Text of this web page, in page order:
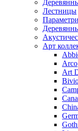
Лестницы
Арт
Arco
Art